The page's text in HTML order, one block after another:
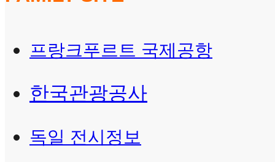
프랑크푸르트 국제공항
한국관광공사
독일 전시정보